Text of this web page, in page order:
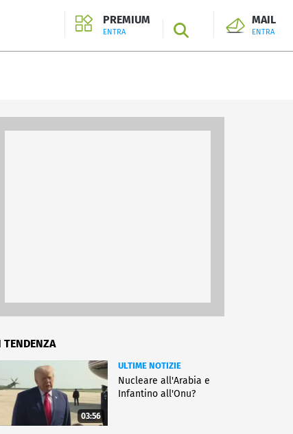
PREMIUM
ENTRA SEARCH
MAIL
ENTRA
TENDENZA
03:56
ULTIME NOTIZIE
Nucleare all'Arabia e
Infantino all'Onu?